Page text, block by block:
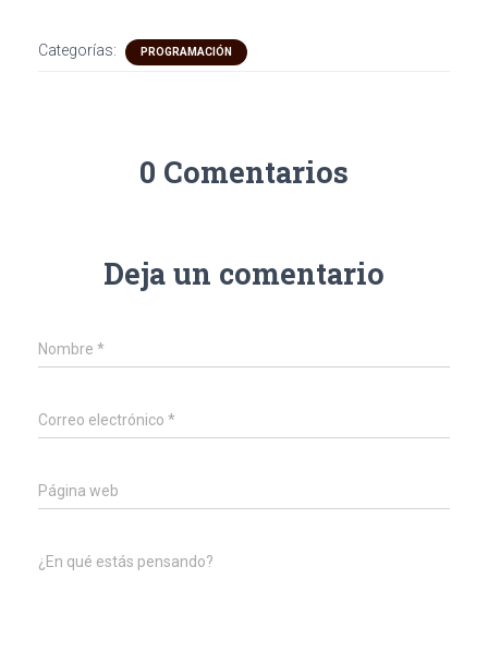
e
ce
ok
tt e
er
p
Categorías: PROGRAMACIÓN
0 Comentarios
Deja un comentario
Nombre *
Correo electrónico *
Página web
¿En qué estás pensando?